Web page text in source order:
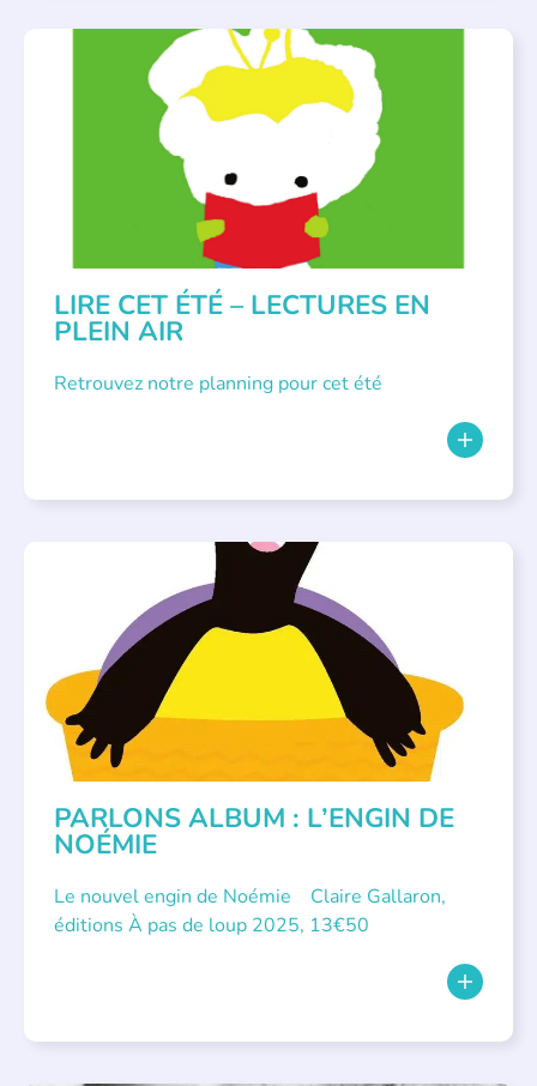
BIBLIOTHÈQUES ÉVÉNEMENTS , LECTURE INDIVIDUALISÉE
LITTÉRATURE JEUNESSE
LIRE CET ÉTÉ – LECTURES EN
PLEIN AIR
Retrouvez notre planning pour cet été
PARLONS ALBUM : L’ENGIN DE
NOÉMIE
Le nouvel engin de Noémie Claire Gallaron,
éditions À pas de loup 2025, 13€50